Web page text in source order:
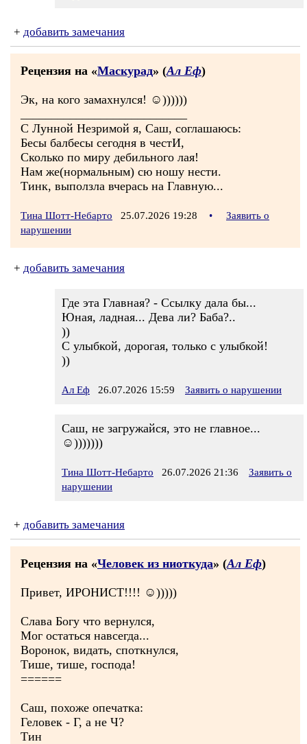
+ добавить замечания
Рецензия на «Маскурад» (Ал Еф)
Эк, на кого замахнулся! ☺))))))
С Лунной Незримой я, Саш, соглашаюсь:
Бесы балбесы сегодня в честИ,
Сколько по миру дебильного лая!
Нам же(нормальным) сю ношу нести.
Тинк, выползла вчерась на Главную...
Тина Шотт-Небарто 25.07.2026 19:28 •
Заявить о
нарушении
+ добавить замечания
Где эта Главная? - Ссылку дала бы...
Юная, ладная... Дева ли? Баба?..
))
С улыбкой, дорогая, только с улыбкой!
))
Ал Еф 26.07.2026 15:59 Заявить о нарушении
Саш, не загружайся, это не главное...
☺)))))))
Тина Шотт-Небарто 26.07.2026 21:36
Заявить о
нарушении
+ добавить замечания
Рецензия на «Человек из ниоткуда» (Ал Еф)
Привет, ИРОНИСТ!!!! ☺)))))
Слава Богу что вернулся,
Мог остаться навсегда...
Воронок, видать, споткнулся,
Тише, тише, господа!
======
Саш, похоже опечатка:
Геловек - Г, а не Ч?
Тин